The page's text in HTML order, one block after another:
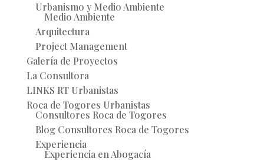
Urbanismo y Medio Ambiente
Medio Ambiente
Arquitectura
Project Management
Galería de Proyectos
La Consultora
LINKS RT Urbanistas
Roca de Togores Urbanistas
Consultores Roca de Togores
Blog Consultores Roca de Togores
Experiencia
Experiencia en Abogacía